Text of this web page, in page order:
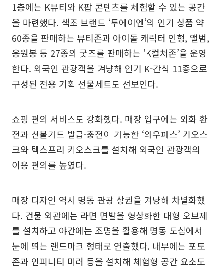
1층에는 K뷰티와 K팝 콘텐츠를 체험할 수 있는 공간
을 마련했다. 색조 브랜드 ‘투에이엔’의 인기 상품 약
60종을 판매하는 뷰티존과 아이돌 캐릭터 인형, 앨범,
응원봉 등 27종의 굿즈를 판매하는 ‘K컬처존’을 운영
한다. 외국인 관광객을 겨냥해 인기 K-간식 11종으로
구성된 전용 기획 선물세트도 선보인다.
쇼핑 편의 서비스도 강화했다. 매장 입구에는 외화 환
전과 선불카드 발급·충전이 가능한 ‘와우패스’ 키오스
크와 택스프리 키오스크를 설치해 외국인 관광객의
이용 편의를 높였다.
매장 디자인 역시 명동 관광 상권을 겨냥해 차별화했
다. 건물 외관에는 라면 면발을 형상화한 대형 오브제
를 설치하고 야간에는 조명을 활용해 명동 도심에서
눈에 띄는 랜드마크 형태로 연출했다. 내부에는 포토
존과 인피니티 미러 등을 설치해 체험형 공간 요소도